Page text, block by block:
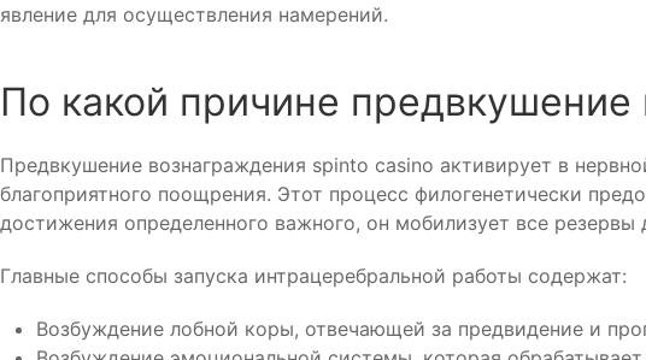
явление для осуществления намерений.
По какой причине
Предвкушение вознаграждения spinto casino активирует в
благоприятного поощрения. Этот процесс филогенетически
достижения определенного важного, он мобилизует все резервы
Главные способы запуска интрацеребральной работы содержат:
Возбуждение лобной коры, отвечающей за предвидение и